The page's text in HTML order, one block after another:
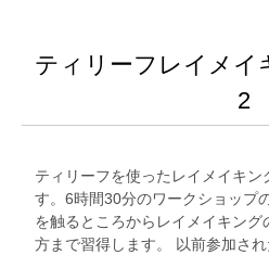
ティリーフレイメイ
2
ティリーフを使ったレイメイキ
す。6時間30分のワークショップ
を触るところからレイメイキン
方まで習得します。 以前参加さ